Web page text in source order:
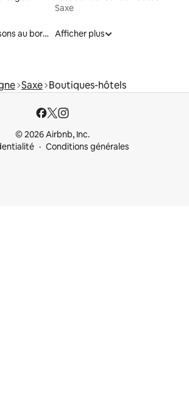
Saxe
Locations de maisons au bord d'un lac Afficher plus
Saxe Boutiques-hôtels
© 2026 Airbnb, Inc.
Conditions générales